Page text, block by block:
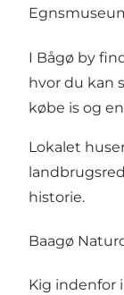
I Bågø by
hvor du kan
købe is og
Lokalet
historie.
Baagø
Kig indenfor